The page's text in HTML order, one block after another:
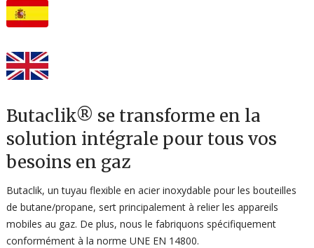
Butaclik® se transforme en la
solution intégrale pour tous vos
besoins en gaz
Butaclik, un tuyau flexible en acier inoxydable pour les bouteilles
de butane/propane, sert principalement à relier les appareils
mobiles au gaz. De plus, nous le fabriquons spécifiquement
conformément à la norme UNE EN 14800.